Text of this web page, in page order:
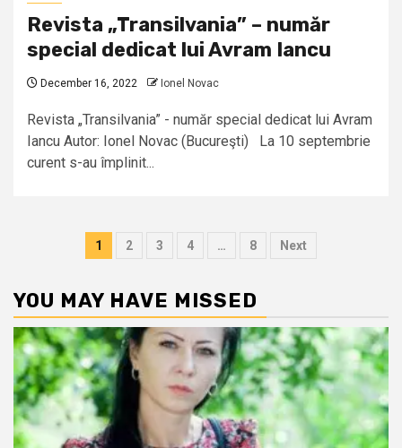
Revista „Transilvania” – număr
special dedicat lui Avram Iancu
December 16, 2022 Ionel Novac
Revista „Transilvania” - număr special dedicat lui Avram
Iancu Autor: Ionel Novac (Bucureşti) La 10 septembrie
curent s-au împlinit...
Posts
1 2 3 4 … 8 Next
YOU MAY HAVE MISSED